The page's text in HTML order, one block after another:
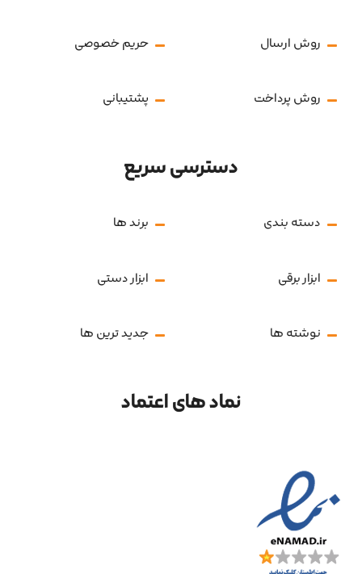
روش ارسال حریم خصوصی
روش پرداخت پشتیبانی
دسترسی سریع
دسته بندی برند ها
ابزار برقی ابزار دستی
نوشته ها جدید ترین ها
نماد های اعتماد